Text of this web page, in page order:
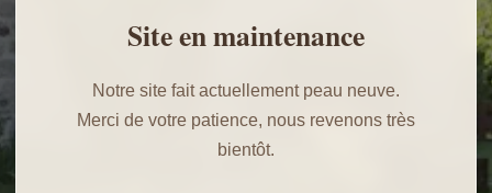
Site en maintenance
Notre site fait actuellement peau neuve.
Merci de votre patience, nous revenons très
bientôt.